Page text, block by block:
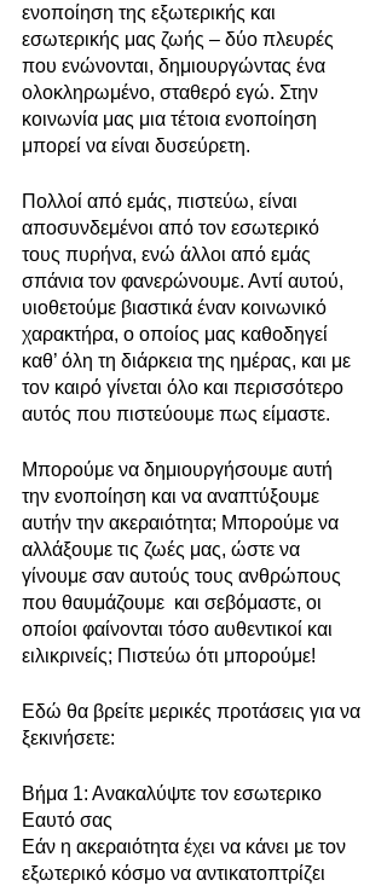
ενοποίηση της εξωτερικής και
εσωτερικής μας ζωής – δύο πλευρές
που ενώνονται, δημιουργώντας ένα
ολοκληρωμένο, σταθερό εγώ. Στην
κοινωνία μας μια τέτοια ενοποίηση
μπορεί να είναι δυσεύρετη.
Πολλοί από εμάς, πιστεύω, είναι
αποσυνδεμένοι από τον εσωτερικό
τους πυρήνα, ενώ άλλοι από εμάς
σπάνια τον φανερώνουμε. Αντί αυτού,
υιοθετούμε βιαστικά έναν κοινωνικό
χαρακτήρα, ο οποίος μας καθοδηγεί
καθ’ όλη τη διάρκεια της ημέρας, και με
τον καιρό γίνεται όλο και περισσότερο
αυτός που πιστεύουμε πως είμαστε.
Μπορούμε να δημιουργήσουμε αυτή
την ενοποίηση και να αναπτύξουμε
αυτήν την ακεραιότητα; Μπορούμε να
αλλάξουμε τις ζωές μας, ώστε να
γίνουμε σαν αυτούς τους ανθρώπους
που θαυμάζουμε  και σεβόμαστε, οι
οποίοι φαίνονται τόσο αυθεντικοί και
ειλικρινείς; Πιστεύω ότι μπορούμε!
Εδώ θα βρείτε μερικές προτάσεις για να
ξεκινήσετε:
Βήμα 1: Ανακαλύψτε τον εσωτερικο
Εαυτό σας
Εάν η ακεραιότητα έχει να κάνει με τον
εξωτερικό κόσμο να αντικατοπτρίζει